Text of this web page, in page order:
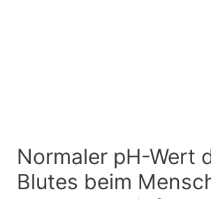
Normaler pH-Wert
Blutes beim